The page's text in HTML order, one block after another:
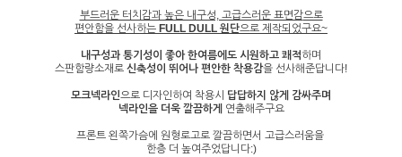
부드러운 터치감과 높은 내구성, 고급스러운 표면감으로
편안함을 선사하는 FULL DULL 원단으로 제작되었구요~
내구성과 통기성이 좋아 한여름에도 시원하고 쾌적하며
스판함량소재로 신축성이 뛰어나 편안한 착용감을 선사해준답니다!
모크넥라인으로 디자인하여 착용시 답답하지 않게 감싸주며
넥라인을 더욱 깔끔하게 연출해주구요
프론트 왼쪽가슴에 원형로고로 깔끔하면서 고급스러움을
한층 더 높여주었답니다:)